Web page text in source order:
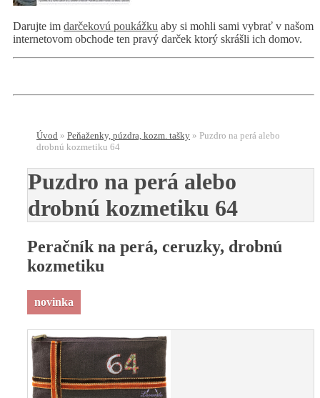
Darujte im darčekovú poukážku aby si mohli sami vybrať v našom
internetovom obchode ten pravý darček ktorý skrášli ich domov.
Úvod » Peňaženky, púzdra, kozm. tašky » Puzdro na perá alebo
drobnú kozmetiku 64
Puzdro na perá alebo
drobnú kozmetiku 64
Peračník na perá, ceruzky, drobnú
kozmetiku
novinka